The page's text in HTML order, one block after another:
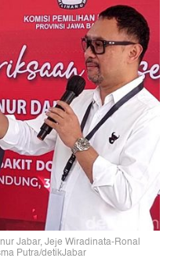
Jabar, Jeje Wiradinata-Ronal
Putra/detikJabar